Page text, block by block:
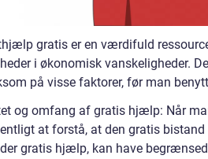
gratis er en værdifuld
i økonomisk vanskeligheder.
på visse faktorer, før man
og omfang af gratis hjælp: Når
at forstå, at den gratis
gratis hjælp, kan have